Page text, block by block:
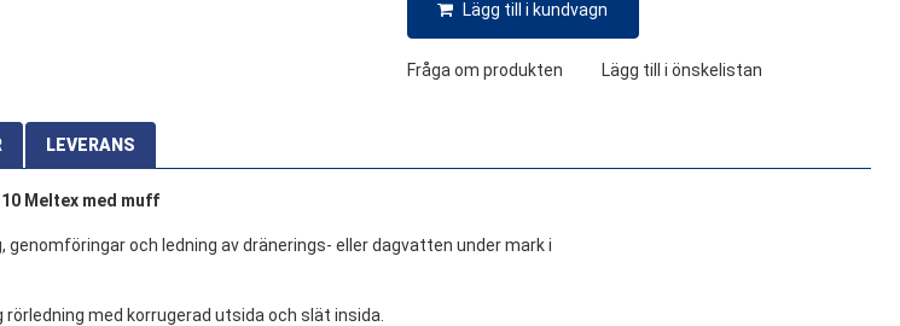
Lägg till i kundvagn
Fråga om produkten Lägg till i önskelistan
LEVERANS
Meltex med muff
och ledning av dränerings- eller dagvatten under mark i
med korrugerad utsida och slät insida.